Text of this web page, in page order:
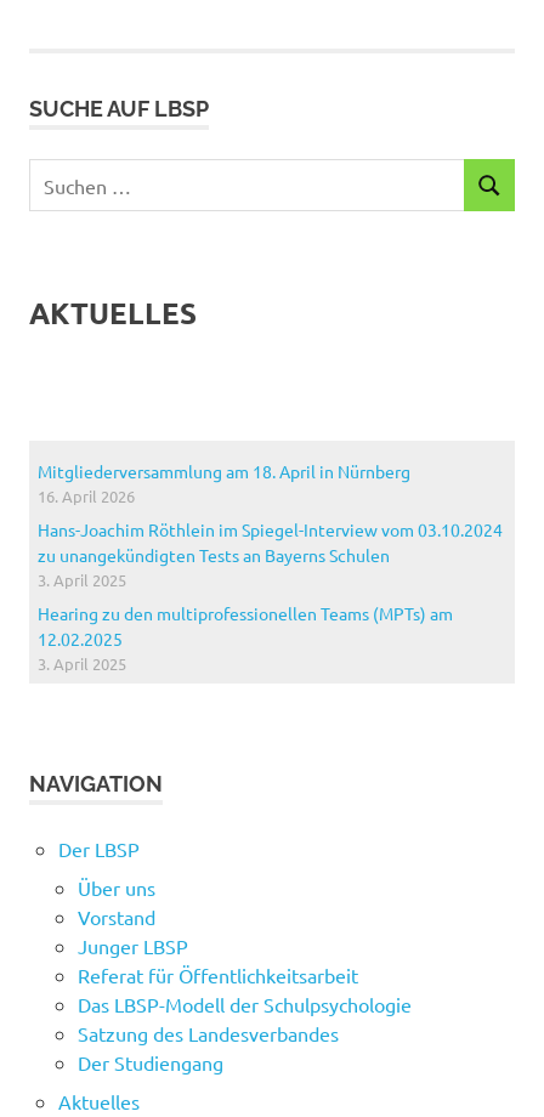
SUCHE AUF LBSP
nach:
SUCHEN
AKTUELLES
Mitgliederversammlung am 18. April in Nürnberg
16. April 2026
Hans-Joachim Röthlein im Spiegel-Interview vom 03.10.2024
zu unangekündigten Tests an Bayerns Schulen
3. April 2025
Hearing zu den multiprofessionellen Teams (MPTs) am
12.02.2025
3. April 2025
NAVIGATION
Der LBSP
Über uns
Vorstand
Junger LBSP
Referat für Öffentlichkeitsarbeit
Das LBSP-Modell der Schulpsychologie
Satzung des Landesverbandes
Der Studiengang
Aktuelles